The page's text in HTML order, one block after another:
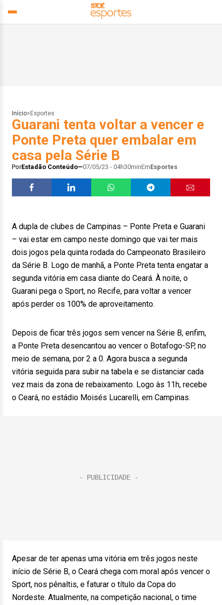
Início> Esportes
Guarani tenta voltar a vencer e
Ponte Preta quer embalar em
casa pela Série B
PorEstadão Conteúdo 07/05/23 - 04h30minEmEsportes
A dupla de clubes de Campinas – Ponte Preta e Guarani
– vai estar em campo neste domingo que vai ter mais
dois jogos pela quinta rodada do Campeonato Brasileiro
da Série B. Logo de manhã, a Ponte Preta tenta engatar a
segunda vitória em casa diante do Ceará. À noite, o
Guarani pega o Sport, no Recife, para voltar a vencer
após perder os 100% de aproveitamento.
Depois de ficar três jogos sem vencer na Série B, enfim,
a Ponte Preta desencantou ao vencer o Botafogo-SP, no
meio de semana, por 2 a 0. Agora busca a segunda
vitória seguida para subir na tabela e se distanciar cada
vez mais da zona de rebaixamento. Logo às 11h, recebe
o Ceará, no estádio Moisés Lucarelli, em Campinas.
Apesar de ter apenas uma vitória em três jogos neste
início de Série B, o Ceará chega com moral após vencer o
Sport, nos pênaltis, e faturar o título da Copa do
Nordeste. Atualmente, na competição nacional, o time